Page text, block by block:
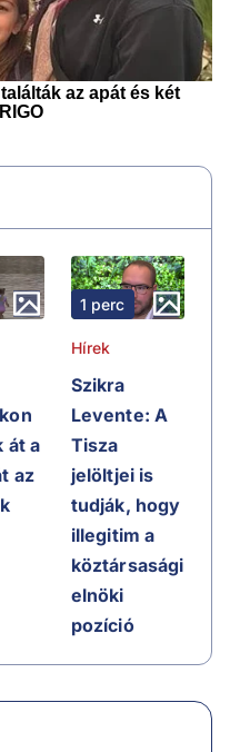
át a
az
1 perc
Hírek
Szikra
Levente: A
Tisza
jelöltjei is
tudják, hogy
illegitim a
köztársasági
elnöki
pozíció